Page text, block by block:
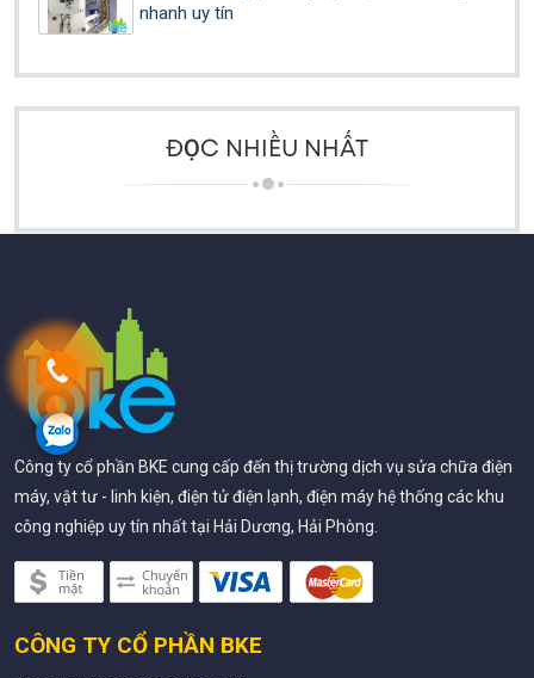
nhanh uy tín
ĐỌC NHIỀU NHẤT
Công ty cổ phần BKE cung cấp đến thị trường dịch vụ sửa chữa điện
máy, vật tư - linh kiện, điện tử điện lạnh, điện máy hệ thống các khu
công nghiệp uy tín nhất tại Hải Dương, Hải Phòng.
CÔNG TY CỔ PHẦN BKE